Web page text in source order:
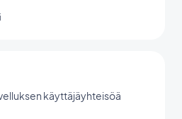
käyttäjäyhteisöä